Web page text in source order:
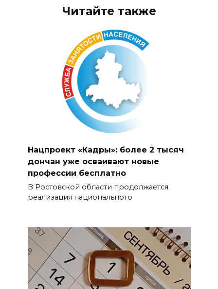
Читайте также
Нацпроект «Кадры»: более 2 тысяч
дончан уже осваивают новые
профессии бесплатно
В Ростовской области продолжается
реализация национального